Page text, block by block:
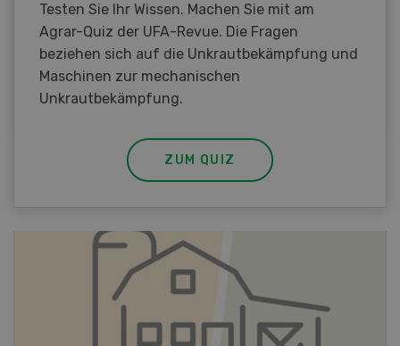
Testen Sie Ihr Wissen. Machen Sie mit am
Agrar-Quiz der UFA-Revue. Die Fragen
beziehen sich auf die Unkrautbekämpfung und
Maschinen zur mechanischen
Unkrautbekämpfung.
ZUM QUIZ